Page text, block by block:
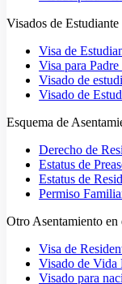
Visados de Estudiante
Visa de
Visa para
Visado de
Visado de
Esquema de
Derecho de
Estatus de
Estatus de
Permiso
Otro Asentamiento
Visa de
Visado de Vida
Visado para